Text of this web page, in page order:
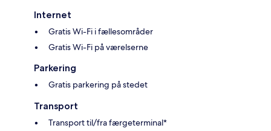
Internet
Gratis Wi-Fi i fællesområder
Gratis Wi-Fi på værelserne
Parkering
Gratis parkering på stedet
Transport
Transport til/fra færgeterminal*